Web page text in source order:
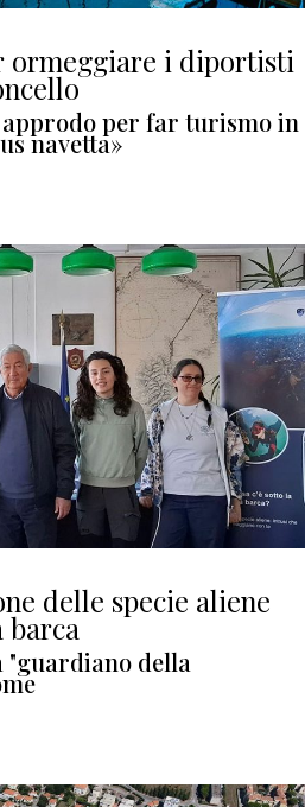
ormeggiare i diportisti
per far turismo in
navetta»
delle specie aliene
barca
"guardiano della